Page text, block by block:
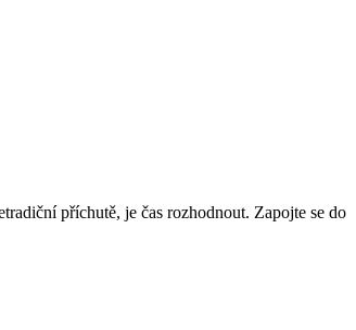
příchutě, je čas rozhodnout. Zapojte se do